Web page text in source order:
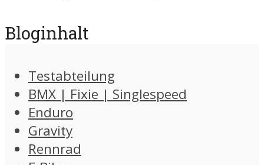
Bloginhalt
Testabteilung
BMX | Fixie | Singlespeed
Enduro
Gravity
Rennrad